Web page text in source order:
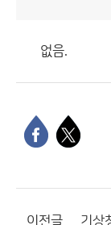
없음.
이전글